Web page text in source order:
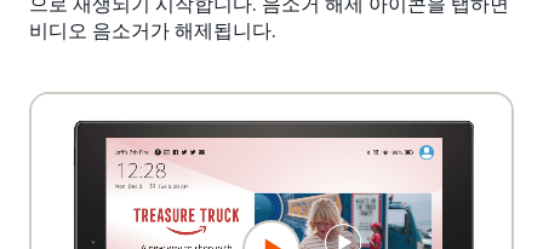
비디오 음소거가 해제됩니다.